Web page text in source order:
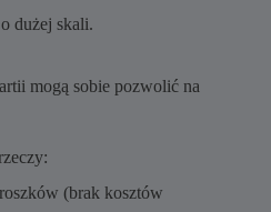
dużej skali.
mogą sobie pozwolić na
(brak kosztów